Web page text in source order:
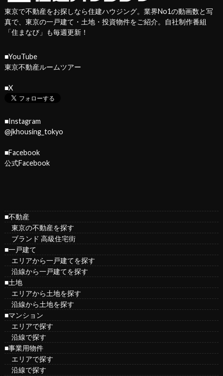
東京で不動産をお探しなら住建ハウジング。業界No1の動画数と写
真で、東京の一戸建て・土地・投資物件をご紹介。自社制作番組
「住まなび」も毎週更新！
■YouTube
東京不動産ルームツアー
■X
■Instagram
@jkhousing_tokyo
■Facebook
公式Facebook
■不動産
東京の不動産を探す
ブランド 高級住宅街
■一戸建て
エリアから一戸建てを探す
沿線から一戸建てを探す
■土地
エリアから土地を探す
沿線から土地を探す
■マンション
エリアで探す
沿線で探す
■事業用物件
エリアで探す
沿線で探す